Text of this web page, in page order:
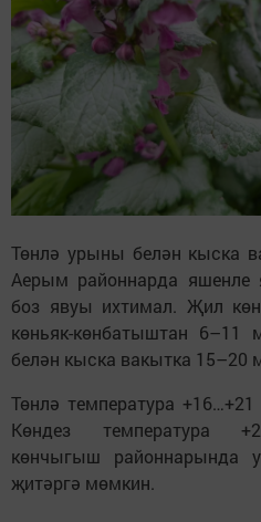
Төнлә урыны белән кыска
Аерым районнарда яшенле
боз явуы ихтимал. Җил
көньяк-көнбатыштан
белән кыска вакытка 15–20
Төнлә температура
Көндез температура
көнчыгыш районнарында
җитәргә мөмкин.